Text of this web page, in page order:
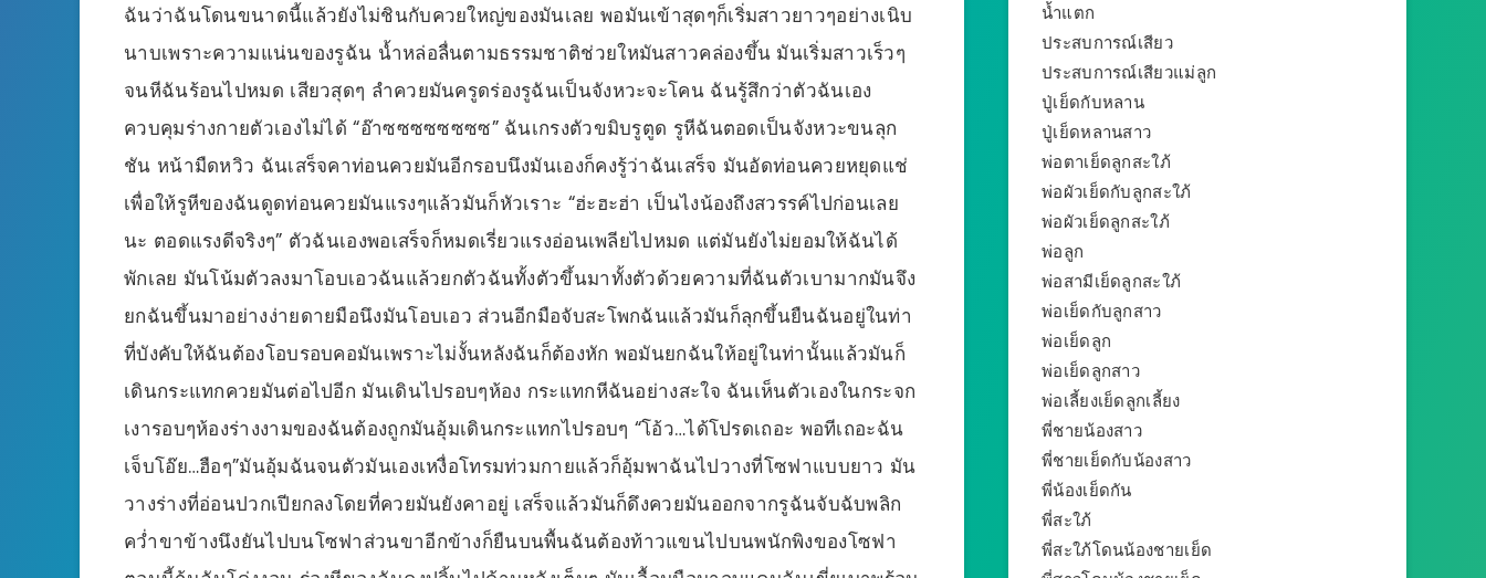
ฉันว่าฉันโดนขนาดนี้แล้วยังไม่ชินกับควยใหญ่ของมันเลย พอมันเข้าสุดๆก็เริ่มสาวยาวๆอย่างเนิบ
นาบเพราะความแน่นของรูฉัน น้ำหล่อลื่นตามธรรมชาติช่วยใหมันสาวคล่องขึ้น มันเริ่มสาวเร็วๆ
จนหีฉันร้อนไปหมด เสียวสุดๆ ลำควยมันครูดร่องรูฉันเป็นจังหวะจะโคน ฉันรู้สึกว่าตัวฉันเอง
ควบคุมร่างกายตัวเองไม่ได้ “อ๊าซซซซซซซซ” ฉันเกรงตัวขมิบรูตูด รูหีฉันตอดเป็นจังหวะขนลุก
ชัน หน้ามืดหวิว ฉันเสร็จคาท่อนควยมันอีกรอบนึงมันเองก็คงรู้ว่าฉันเสร็จ มันอัดท่อนควยหยุดแช่
เพื่อให้รูหีของฉันดูดท่อนควยมันแรงๆแล้วมันก็หัวเราะ “ฮ่ะฮะฮ่า เป็นไงน้องถึงสวรรค์ไปก่อนเลย
นะ ตอดแรงดีจริงๆ” ตัวฉันเองพอเสร็จก็หมดเรี่ยวแรงอ่อนเพลียไปหมด แต่มันยังไม่ยอมให้ฉันได้
พักเลย มันโน้มตัวลงมาโอบเอวฉันแล้วยกตัวฉันทั้งตัวขึ้นมาทั้งตัวด้วยความที่ฉันตัวเบามากมันจึง
ยกฉันขึ้นมาอย่างง่ายดายมือนึงมันโอบเอว ส่วนอีกมือจับสะโพกฉันแล้วมันก็ลุกขึ้นยืนฉันอยู่ในท่า
ที่บังคับให้ฉันต้องโอบรอบคอมันเพราะไม่งั้นหลังฉันก็ต้องหัก พอมันยกฉันให้อยู่ในท่านั้นแล้วมันก็
เดินกระแทกควยมันต่อไปอีก มันเดินไปรอบๆห้อง กระแทกหีฉันอย่างสะใจ ฉันเห็นตัวเองในกระจก
เงารอบๆห้องร่างงามของฉันต้องถูกมันอุ้มเดินกระแทกไปรอบๆ “โอ้ว…ได้โปรดเถอะ พอทีเถอะฉัน
เจ็บโอ๊ย…ฮือๆ”มันอุ้มฉันจนตัวมันเองเหงื่อโทรมท่วมกายแล้วก็อุ้มพาฉันไปวางที่โซฟาแบบยาว มัน
วางร่างที่อ่อนปวกเปียกลงโดยที่ควยมันยังคาอยู่ เสร็จแล้วมันก็ดึงควยมันออกจากรูฉันจับฉับพลิก
คว่ำขาข้างนึงยันไปบนโซฟาส่วนขาอีกข้างก็ยืนบนพื้นฉันต้องท้าวแขนไปบนพนักพิงของโซฟา
น้ำแตก
ประสบการณ์เสียว
ประสบการณ์เสียวแม่ลูก
ปู่เย็ดกับหลาน
ปู่เย็ดหลานสาว
พ่อตาเย็ดลูกสะใภ้
พ่อผัวเย็ดกับลูกสะใภ้
พ่อผัวเย็ดลูกสะใภ้
พ่อลูก
พ่อสามีเย็ดลูกสะใภ้
พ่อเย็ดกับลูกสาว
พ่อเย็ดลูก
พ่อเย็ดลูกสาว
พ่อเลี้ยงเย็ดลูกเลี้ยง
พี่ชายน้องสาว
พี่ชายเย็ดกับน้องสาว
พี่น้องเย็ดกัน
พี่สะใภ้
พี่สะใภ้โดนน้องชายเย็ด